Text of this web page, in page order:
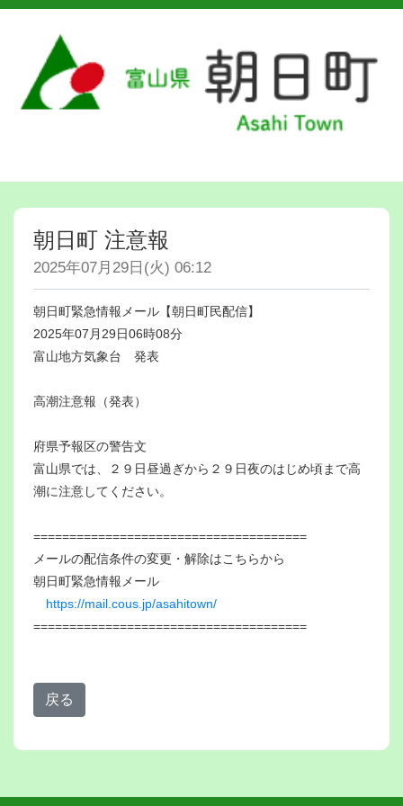
朝日町 注意報
2025年07月29日(火) 06:12
朝日町緊急情報メール【朝日町民配信】
2025年07月29日06時08分
富山地方気象台 発表
高潮注意報（発表）
府県予報区の警告文
富山県では、２９日昼過ぎから２９日夜のはじめ頃まで高
潮に注意してください。
======================================
メールの配信条件の変更・解除はこちらから
朝日町緊急情報メール
https://mail.cous.jp/asahitown/
======================================
戻る